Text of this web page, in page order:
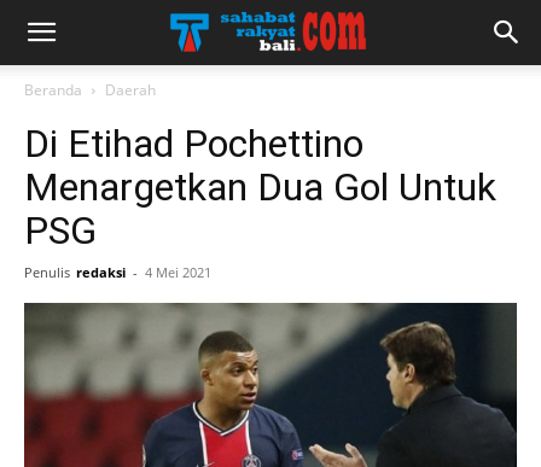
Beranda Daerah
Di Etihad Pochettino
Menargetkan Dua Gol Untuk
PSG
Penulis redaksi - 4 Mei 2021